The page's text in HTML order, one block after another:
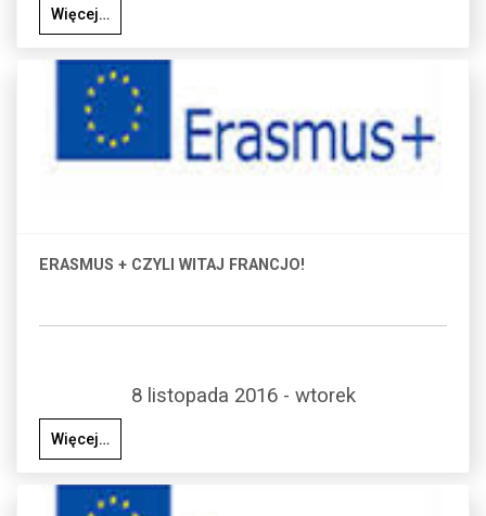
Więcej…
ERASMUS + CZYLI WITAJ FRANCJO!
8 listopada 2016 - wtorek
Więcej…